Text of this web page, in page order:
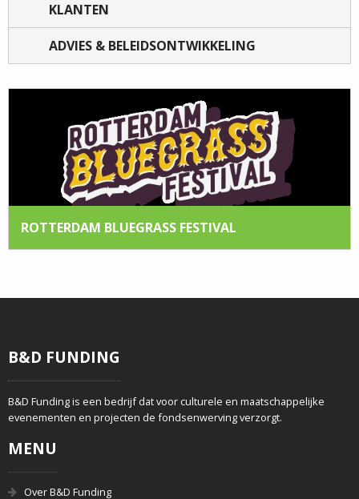
KLANTEN
ADVIES & BELEIDSONTWIKKELING
ROTTERDAM BLUEGRASS FESTIVAL
B&D FUNDING
B&D Funding is een bedrijf dat voor culturele en maatschappelijke
evenementen en projecten de fondsenwerving verzorgt.
MENU
Over B&D Funding